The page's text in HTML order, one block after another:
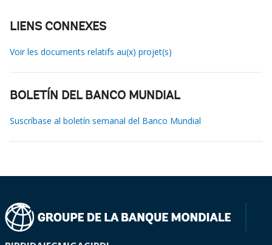
LIENS CONNEXES
Voir les documents relatifs au(x) projet(s)
BOLETÍN DEL BANCO MUNDIAL
Suscríbase al boletín semanal del Banco Mundial